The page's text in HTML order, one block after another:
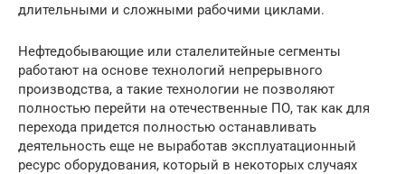
длительными и сложными рабочими циклами.
Нефтедобывающие или сталелитейные сегменты
работают на основе технологий непрерывного
производства, а такие технологии не позволяют
полностью перейти на отечественные ПО, так как для
перехода придется полностью останавливать
деятельность еще не выработав эксплуатационный
ресурс оборудования, который в некоторых случаях